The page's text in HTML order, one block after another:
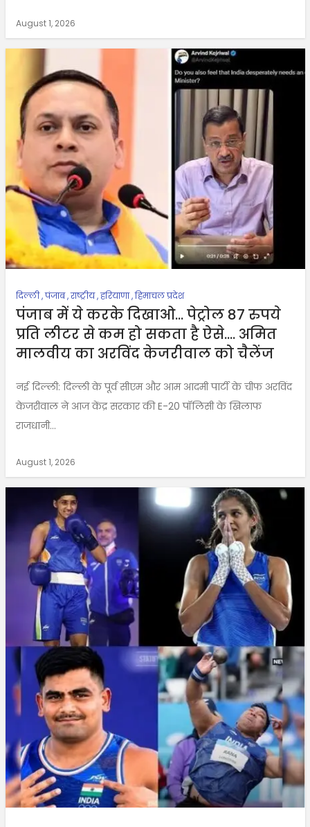
August 1, 2026
दिल्ली,पंजाब,राष्ट्रीय,हरियाणा,हिमाचल प्रदेश
पंजाब में ये करके दिखाओ… पेट्रोल 87 रुपये
प्रति लीटर से कम हो सकता है ऐसे…. अमित
मालवीय का अरविंद केजरीवाल को चैलेंज
नई दिल्ली: दिल्ली के पूर्व सीएम और आम आदमी पार्टी के चीफ अरविंद
केजरीवाल ने आज केंद्र सरकार की E-20 पॉलिसी के खिलाफ
राजधानी...
August 1, 2026